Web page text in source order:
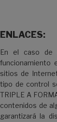
ENLACES:
En el caso de
funcionamiento
sitios de
tipo de control
TRIPLE A
contenidos de
garantizará la